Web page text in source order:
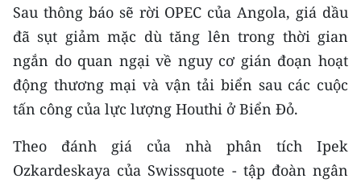
NHÂN DÂN CUỐI TUẦN
NHÂN DÂN HẰNG THÁNG
MUA BÁO
ĐỌC BÁO IN
Sau thông báo sẽ rời OPEC của Angola, giá dầu
đã sụt giảm mặc dù tăng lên trong thời gian
ngắn do quan ngại về nguy cơ gián đoạn hoạt
động thương mại và vận tải biển sau các cuộc
tấn công của lực lượng Houthi ở Biển Đỏ.
Theo đánh giá của nhà phân tích Ipek
Ozkardeskaya của Swissquote - tập đoàn ngân